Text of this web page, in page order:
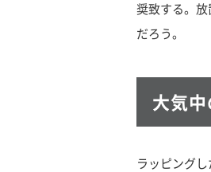
奨致する。
だろう。
大気
ラッピング